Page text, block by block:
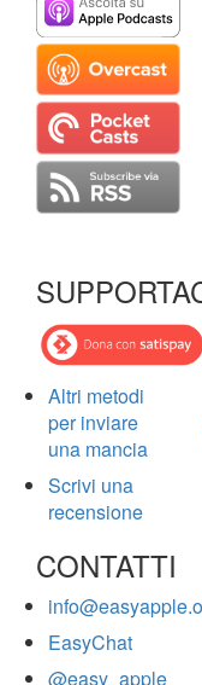
Altri metodi
per inviare
una mancia
Scrivi una
recensione
CONTATTI
EasyChat
@easy_apple